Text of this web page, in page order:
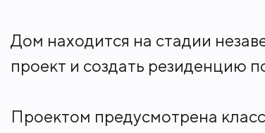
Дом находится на стадии
проект и создать резиденцию
Проектом предусмотрена